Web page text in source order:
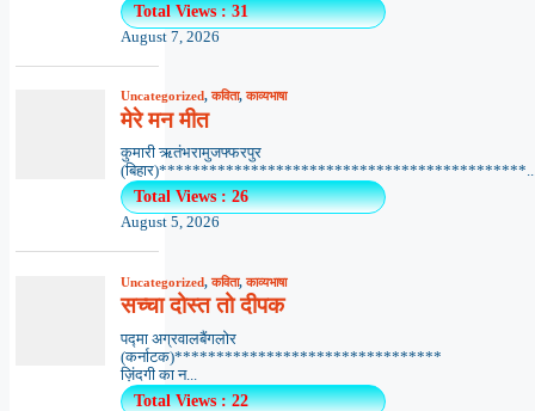
Total Views : 31
August 7, 2026
Uncategorized,कविता,काव्यभाषा
मेरे मन मीत
कुमारी ऋतंभरामुजफ्फरपुर
Total Views : 26
August 5, 2026
Uncategorized,कविता,काव्यभाषा
सच्चा दोस्त तो दीपक
पद्मा अग्रवालबैंगलोर
(कर्नाटक)********************************
ज़िंदगी का न...
Total Views : 22